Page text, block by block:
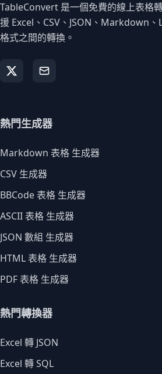
TableConvert 是一個免費的線上表格
援 Excel、CSV、JSON、Markdown、
格式之間的轉換。
熱門生成器
Markdown 表格 生成器
CSV 生成器
BBCode 表格 生成器
ASCII 表格 生成器
JSON 數組 生成器
HTML 表格 生成器
PDF 表格 生成器
熱門轉換器
Excel 轉 JSON
Excel 轉 SQL